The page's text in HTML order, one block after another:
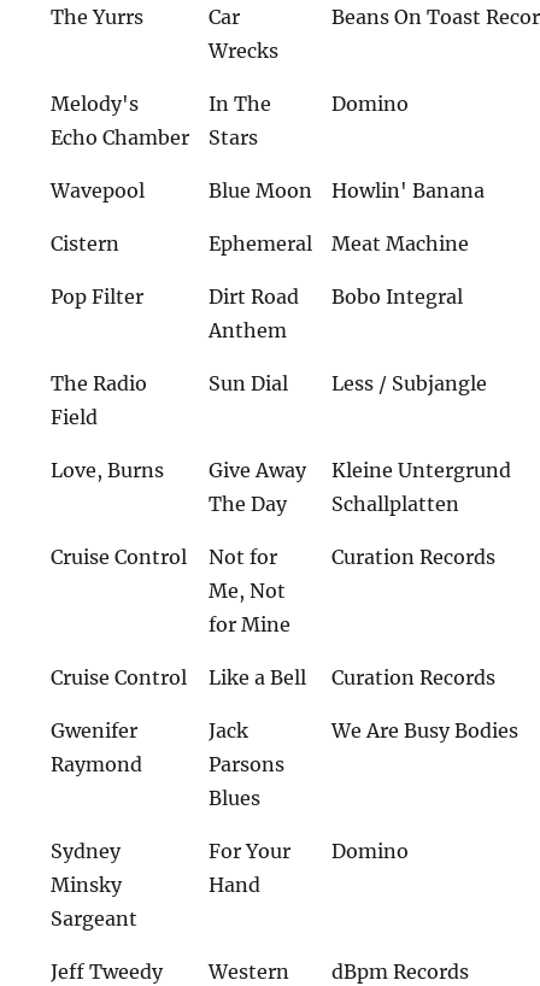
The Yurrs
Car
Wrecks
Beans On Toast
Melody's
Echo Chamber
In The
Stars
Domino
Wavepool Blue Moon Howlin' Banana
Cistern Ephemeral Meat Machine
Pop Filter
Dirt Road
Anthem
Bobo Integral
The Radio
Field
Sun Dial Less / Subjangle
Love, Burns
Give Away
The Day
Kleine Untergrund
Schallplatten
Cruise Control
Not for
Me, Not
for Mine
Curation Records
Cruise Control Like a Bell Curation Records
Gwenifer
Raymond
Jack
Parsons
Blues
We Are Busy Bodies
Sydney
Minsky
Sargeant
For Your
Hand
Domino
Jeff Tweedy
Western
dBpm Records